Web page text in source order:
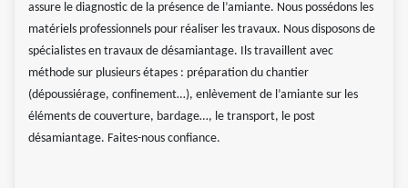
assure le diagnostic de la présence de l’amiante. Nous possédons les
matériels professionnels pour réaliser les travaux. Nous disposons de
spécialistes en travaux de désamiantage. Ils travaillent avec
méthode sur plusieurs étapes : préparation du chantier
(dépoussiérage, confinement…), enlèvement de l’amiante sur les
éléments de couverture, bardage…, le transport, le post
désamiantage. Faites-nous confiance.